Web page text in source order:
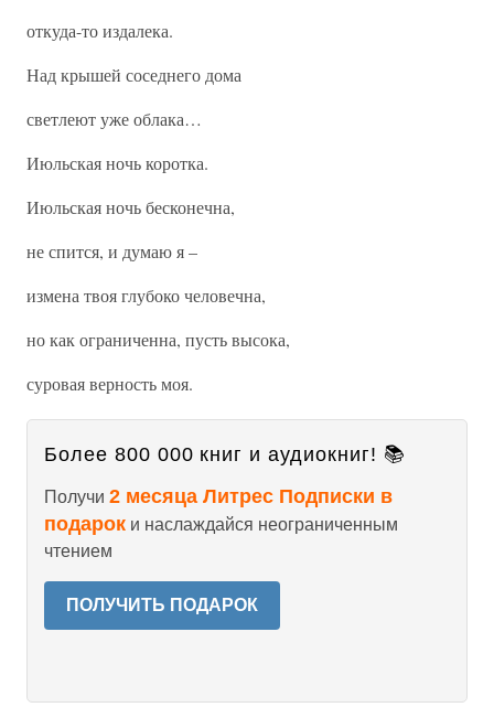
откуда-то издалека.
Над крышей соседнего дома
светлеют уже облака…
Июльская ночь коротка.
Июльская ночь бесконечна,
не спится, и думаю я –
измена твоя глубоко человечна,
но как ограниченна, пусть высока,
суровая верность моя.
Более 800 000 книг и аудиокниг! 📚
Получи 2 месяца Литрес Подписки в
подарок и наслаждайся неограниченным
чтением
ПОЛУЧИТЬ ПОДАРОК